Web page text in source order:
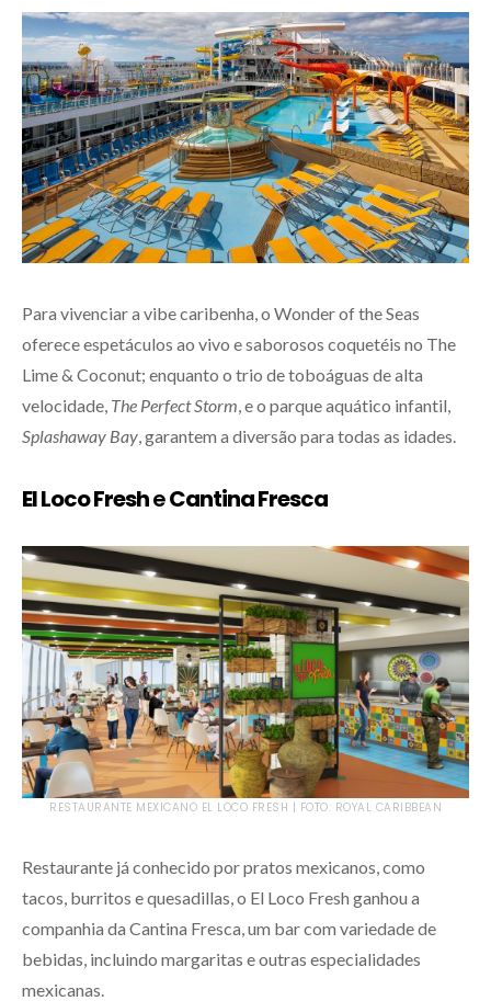
Para vivenciar a vibe caribenha, o Wonder of the Seas
oferece espetáculos ao vivo e saborosos coquetéis no The
Lime & Coconut; enquanto o trio de toboáguas de alta
velocidade, The Perfect Storm, e o parque aquático infantil,
Splashaway Bay, garantem a diversão para todas as idades.
El Loco FresheCantina Fresca
RESTAURANTE MEXICANO EL LOCO FRESH | FOTO: ROYAL CARIBBEAN
Restaurante já conhecido por pratos mexicanos, como
tacos, burritos e quesadillas, o El Loco Fresh ganhou a
companhia da Cantina Fresca, um bar com variedade de
bebidas, incluindo margaritas e outras especialidades
mexicanas.